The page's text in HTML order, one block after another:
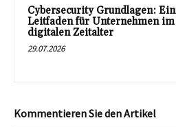
Cybersecurity Grundlagen: Ein
Leitfaden für Unternehmen im
digitalen Zeitalter
29.07.2026
Kommentieren Sie den Artikel